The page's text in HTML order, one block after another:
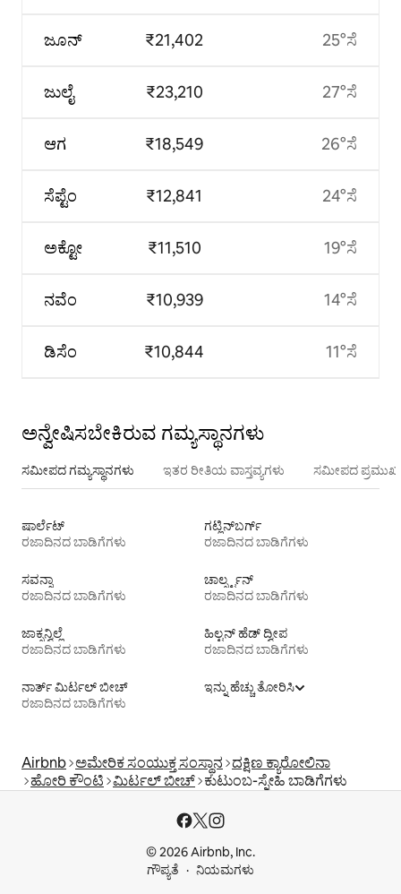
ಜೂನ್
ಜುಲೈ
ಆಗ
ಸೆಪ್ಟೆಂ
ಅಕ್ಟೋ
ನವೆಂ
ಡಿಸೆಂ
₹21,402
₹23,210
₹18,549
₹12,841
₹11,510
₹10,939
₹10,844
25°ಸೆ
27°ಸೆ
26°ಸೆ
24°ಸೆ
19°ಸೆ
14°ಸೆ
11°ಸೆ
ಅನ್ವೇಷಿಸಬೇಕಿರುವ ಗಮ್ಯಸ್ಥಾನಗಳು
ಸಮೀಪದ ಗಮ್ಯಸ್ಥಾನಗಳು ಇತರ ರೀತಿಯ ವಾಸ್ತವ್ಯಗಳು ಸಮೀಪದ ಪ್ರಮುಖ
ಷಾರ್ಲೆಟ್
ರಜಾದಿನದ ಬಾಡಿಗೆಗಳು
ಗಟ್ಲಿನ್‌ಬರ್ಗ್
ರಜಾದಿನದ ಬಾಡಿಗೆಗಳು
ಸವನ್ನಾ
ರಜಾದಿನದ ಬಾಡಿಗೆಗಳು
ಚಾರ್ಲ್ಸ್ಟನ್
ರಜಾದಿನದ ಬಾಡಿಗೆಗಳು
ಜಾಕ್ಸನ್ವಿಲ್ಲೆ
ರಜಾದಿನದ ಬಾಡಿಗೆಗಳು
ಹಿಲ್ಟನ್ ಹೆಡ್ ದ್ವೀಪ
ರಜಾದಿನದ ಬಾಡಿಗೆಗಳು
ನಾರ್ತ್ ಮಿರ್ಟಲ್ ಬೀಚ್
ರಜಾದಿನದ ಬಾಡಿಗೆಗಳು
ಇನ್ನು ಹೆಚ್ಚು ತೋರಿಸಿ
Airbnb ಅಮೇರಿಕ ಸಂಯುಕ್ತ ಸಂಸ್ಥಾನ ದಕ್ಷಿಣ ಕ್ಯಾರೋಲಿನಾ
ಹೋರಿ ಕೌಂಟಿ ಮಿರ್ಟಲ್ ಬೀಚ್ ಕುಟುಂಬ-ಸ್ನೇಹಿ ಬಾಡಿಗೆಗಳು
© 2026 Airbnb, Inc.
ಗೌಪ್ಯತೆ
ನಿಯಮಗಳು